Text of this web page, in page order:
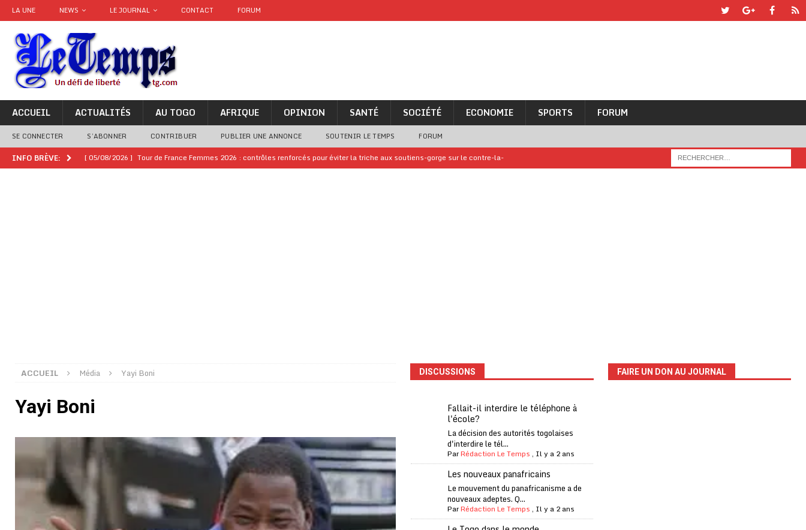
LA UNE NEWS LE JOURNAL CONTACT FORUM
ACCUEIL ACTUALITÉS AU TOGO AFRIQUE OPINION SANTÉ SOCIÉTÉ ECONOMIE SPORTS FORUM
SE CONNECTER S’ABONNER CONTRIBUER PUBLIER UNE ANNONCE SOUTENIR LE TEMPS FORUM
INFO BRÈVE: [ 05/08/2026 ] Tour de France Femmes 2026 : contrôles renforcés pour éviter la triche aux soutiens-gorge sur le contre-la-
[ 31/07/2026 ]
Franco Baresi, légendaire défenseur de l’Italie et de l’AC Milan, est mort à 66 ans
A LA UNE
[ 31/07/2026 ]
[ 31/07/2026 ] Projet d’investisseurs à la Fifa: l’UEFA menace à «l’unanimité» d’un boycott des Coupes du monde
BUSINESS
[ 30/07/2026 ] Mali : au moins 19 soldats exécutés, Amnesty International exige une enquête
A LA UNE
[ 05/08/2026 ]
Hervé Renard devient sélectionneur des Eléphants de Côte d’Ivoire A LA UNE
ACCUEIL Média Yayi Boni
Yayi Boni
DISCUSSIONS
Fallait-il interdire le téléphone à
l'école?
La décision des autorités togolaises
d'interdire le tél...
ParRédaction Le Temps , Il y a 2 ans
Les nouveaux panafricains
Le mouvement du panafricanisme a de
nouveaux adeptes. Q...
ParRédaction Le Temps , Il y a 2 ans
FAIRE UN DON AU JOURNAL